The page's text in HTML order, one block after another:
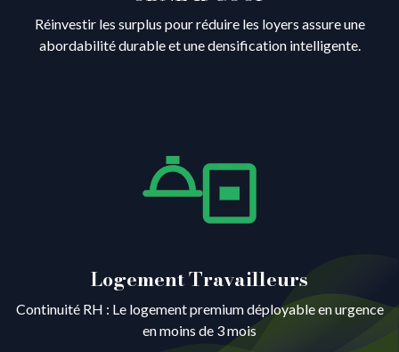
Réinvestir les surplus pour réduire les loyers assure une
abordabilité durable et une densification intelligente.
Logement Travailleurs
Continuité RH : Le logement premium déployable en urgence
en moins de 3 mois